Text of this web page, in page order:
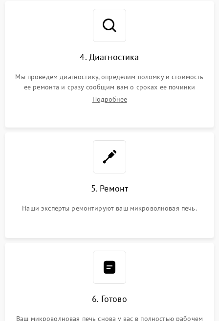
4. Диагностика
Мы проведем диагностику, определим поломку и стоимость
ее ремонта и сразу сообщим вам о сроках ее починки
Подробнее
5. Ремонт
Наши эксперты ремонтируют ваш микроволновая печь.
6. Готово
Ваш микроволновая печь снова у вас в полностью рабочем